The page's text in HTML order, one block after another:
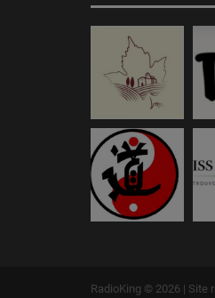
RadioKing © 2026 | Site